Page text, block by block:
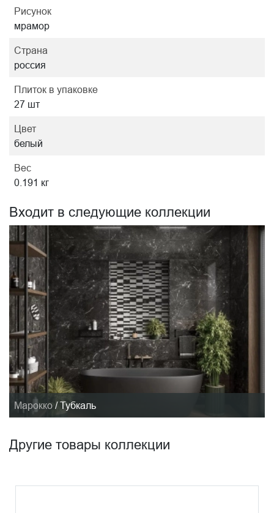
Рисунок
мрамор
Страна
россия
Плиток в упаковке
27 шт
Цвет
белый
Вес
0.191 кг
Входит в следующие коллекции
Марокко / Тубкаль
Другие товары коллекции